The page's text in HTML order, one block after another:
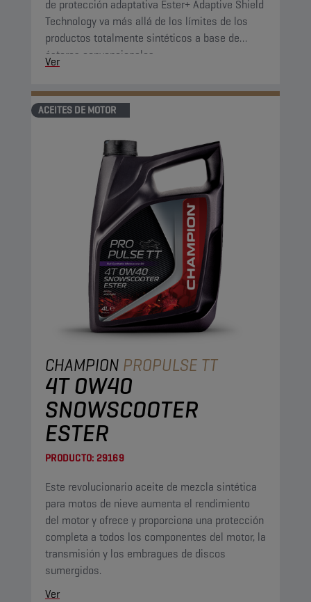
de protección adaptativa Ester+ Adaptive Shield
Technology va más allá de los límites de los
productos totalmente sintéticos a base de
ésteres convencionales.
Ver
ACEITES DE MOTOR
CHAMPION PROPULSE TT
4T 0W40
SNOWSCOOTER
ESTER
PRODUCTO: 29169
Este revolucionario aceite de mezcla sintética
para motos de nieve aumenta el rendimiento
del motor y ofrece y proporciona una protección
completa a todos los componentes del motor, la
transmisión y los embragues de discos
sumergidos.
Ver